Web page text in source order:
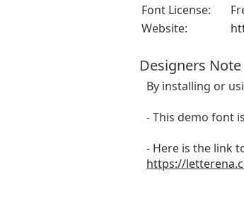
Font License:
Website:
Designers Note
By installing or
- This demo font is
- Here is the link
https://